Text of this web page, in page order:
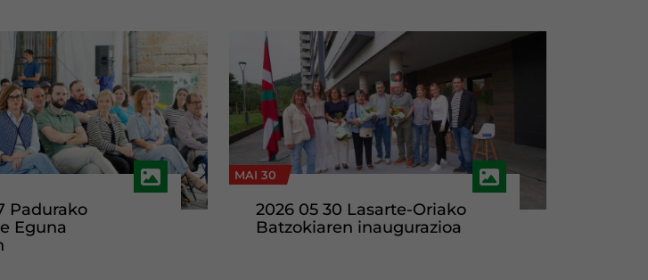
Padurako
Eguna
MAI 30
2026 05 30 Lasarte-Oriako
Batzokiaren inaugurazioa